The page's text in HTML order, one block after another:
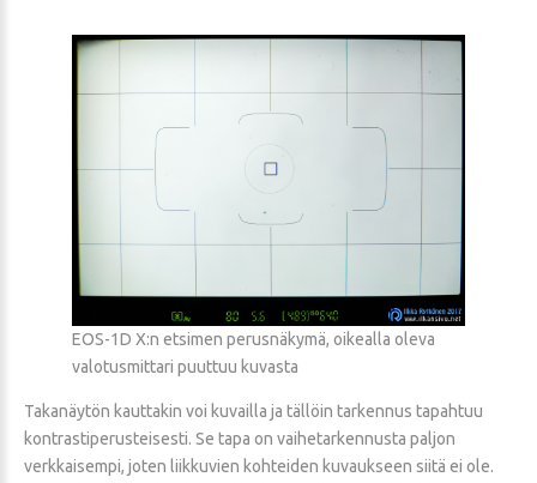
EOS-1D X:n etsimen perusnäkymä, oikealla oleva
valotusmittari puuttuu kuvasta
Takanäytön kauttakin voi kuvailla ja tällöin tarkennus tapahtuu
kontrastiperusteisesti. Se tapa on vaihetarkennusta paljon
verkkaisempi, joten liikkuvien kohteiden kuvaukseen siitä ei ole.